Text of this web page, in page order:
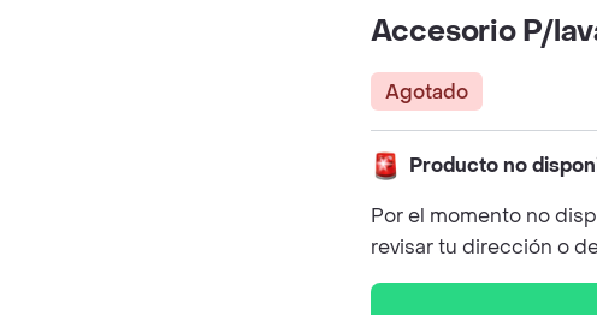
Accesorio P/
Agotado
Producto no
Por el momento no
revisar tu dirección o